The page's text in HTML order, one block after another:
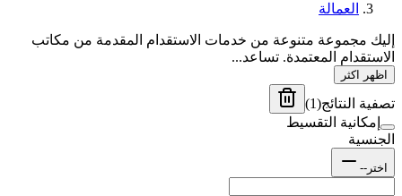
العمالة
إليك مجموعة متنوعة من خدمات الاستقدام المقدمة من مكاتب
الاستقدام المعتمدة. تساعد...
اظهر اكثر
تصفية النتائج(
1
)
إمكانية التقسيط
الجنسية
اختر--